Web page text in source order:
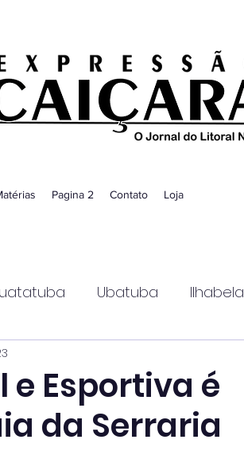
Pagina 2 Contato Loja
Ubatuba Ilhabela
Esportiva é
da Serraria